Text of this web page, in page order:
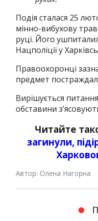
Подія сталася 25
мінно-вибухову
руці. Його
Нацполіції у
Правоохоронці
предмет
Вирішується
обставини
Читайте
загинули,
Автор: Олена Нагорна